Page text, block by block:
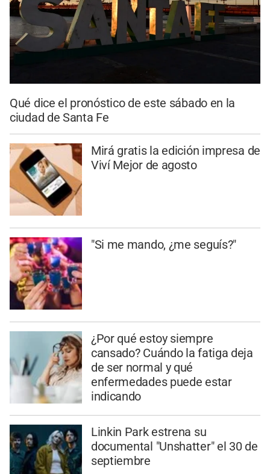
Qué dice el pronóstico de este sábado en la
ciudad de Santa Fe
Mirá gratis la edición impresa de
Viví Mejor de agosto
"Si me mando, ¿me seguís?"
¿Por qué estoy siempre
cansado? Cuándo la fatiga deja
de ser normal y qué
enfermedades puede estar
indicando
Linkin Park estrena su
documental "Unshatter" el 30 de
septiembre